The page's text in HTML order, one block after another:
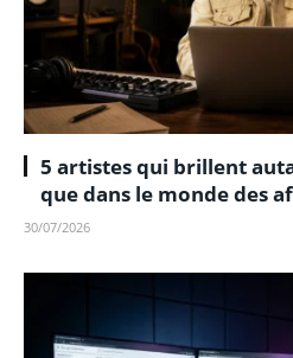
5 artistes qui brillent
que dans le monde des
30/07/2026